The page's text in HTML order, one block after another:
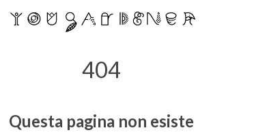
404
Questa pagina non esiste